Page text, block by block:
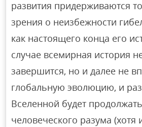
развития придерживаются
зрения о неизбежности
как настоящего конца его
случае всемирная история
завершится, но и далее не
глобальную эволюцию, и
Вселенной будет
человеческого разума (хотя